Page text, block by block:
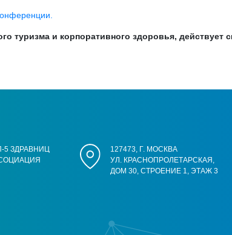
туризма и корпоративного здоровья, действует
5 ЗДРАВНИЦ
127473, Г. МОСКВА
УЛ. КРАСНОПРОЛЕТАРСКАЯ,
ДОМ 30, СТРОЕНИЕ 1, ЭТАЖ 3